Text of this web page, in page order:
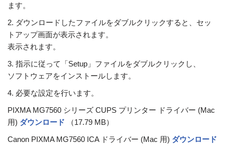
ます。
2. ダウンロードしたファイルをダブルクリックすると、セッ
トアップ画面が表示されます。
表示されます。
3. 指示に従って「Setup」ファイルをダブルクリックし、
ソフトウェアをインストールします。
4. 必要な設定を行います。
PIXMA MG7560 シリーズ CUPS プリンター ドライバー (Mac
用) ダウンロード
（17.79 MB）
Canon PIXMA MG7560 ICA ドライバー (Mac 用) ダウンロード